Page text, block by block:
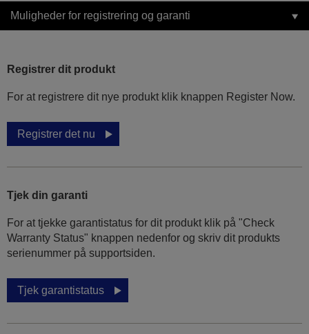
Muligheder for registrering og garanti
Registrer dit produkt
For at registrere dit nye produkt klik knappen Register Now.
Registrer det nu
Tjek din garanti
For at tjekke garantistatus for dit produkt klik på "Check
Warranty Status" knappen nedenfor og skriv dit produkts
serienummer på supportsiden.
Tjek garantistatus